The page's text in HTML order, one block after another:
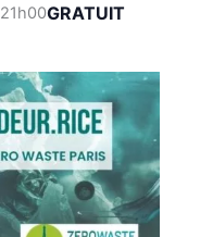
21h00GRATUIT